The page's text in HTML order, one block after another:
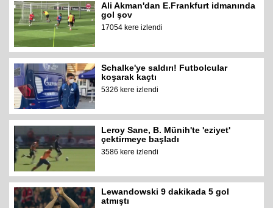
Ali Akman'dan E.Frankfurt idmanında
gol şov
17054 kere izlendi
Schalke'ye saldırı! Futbolcular
koşarak kaçtı
5326 kere izlendi
Leroy Sane, B. Münih'te 'eziyet'
çektirmeye başladı
3586 kere izlendi
Lewandowski 9 dakikada 5 gol
atmıştı